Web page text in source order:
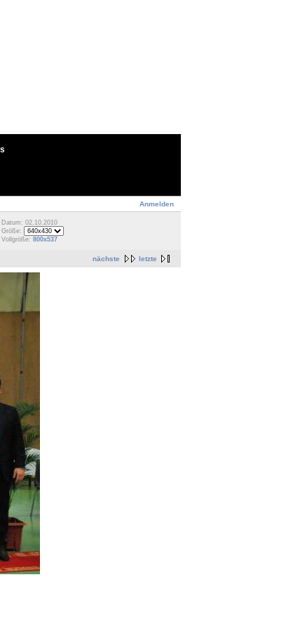
Anmelden
Datum: 02.10.2010
Größe:
Vollgröße: 800x537
nächste letzte